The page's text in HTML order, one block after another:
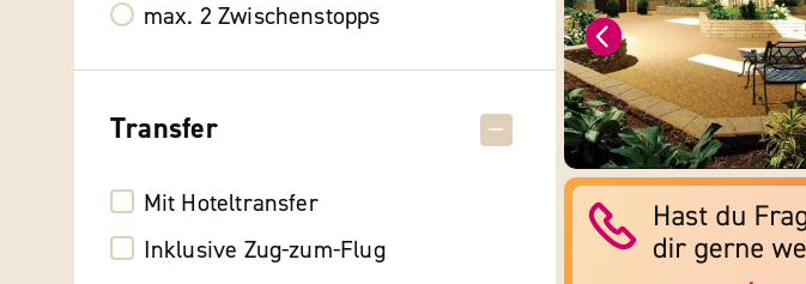
max. 2 Zwischenstopps
Transfer
Mit Hoteltransfer
Inklusive Zug-zum-Flug